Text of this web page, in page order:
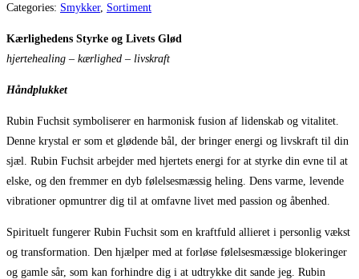
Categories: Smykker, Sortiment
Kærlighedens Styrke og Livets Glød
hjertehealing – kærlighed – livskraft
Håndplukket
Rubin Fuchsit symboliserer en harmonisk fusion af lidenskab og vitalitet.
Denne krystal er som et glødende bål, der bringer energi og livskraft til din
sjæl. Rubin Fuchsit arbejder med hjertets energi for at styrke din evne til at
elske, og den fremmer en dyb følelsesmæssig heling. Dens varme, levende
vibrationer opmuntrer dig til at omfavne livet med passion og åbenhed.
Spirituelt fungerer Rubin Fuchsit som en kraftfuld allieret i personlig vækst
og transformation. Den hjælper med at forløse følelsesmæssige blokeringer
og gamle sår, som kan forhindre dig i at udtrykke dit sande jeg. Rubin